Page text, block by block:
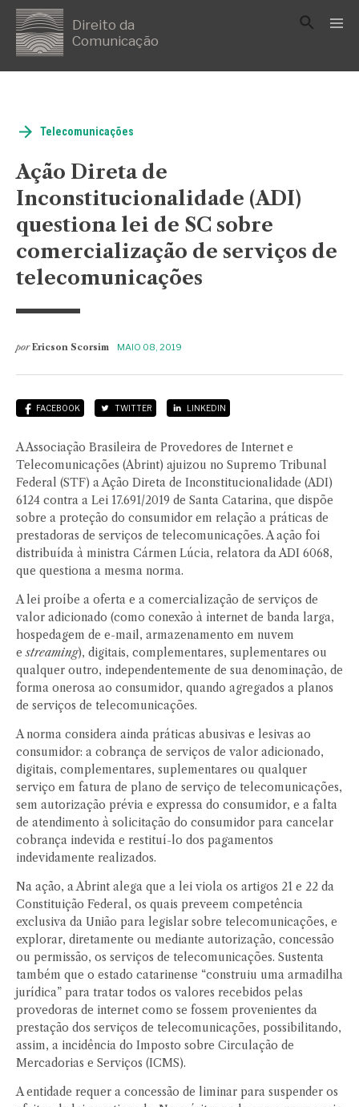
Direito da
Comunicação
Telecomunicações
Ação Direta de
Inconstitucionalidade (ADI)
questiona lei de SC sobre
comercialização de serviços de
telecomunicações
por Ericson Scorsim MAIO 08, 2019
FACEBOOK TWITTER LINKEDIN
A Associação Brasileira de Provedores de Internet e
Telecomunicações (Abrint) ajuizou no Supremo Tribunal
Federal (STF) a Ação Direta de Inconstitucionalidade (ADI)
6124 contra a Lei 17.691/2019 de Santa Catarina, que dispõe
sobre a proteção do consumidor em relação a práticas de
prestadoras de serviços de telecomunicações. A ação foi
distribuída à ministra Cármen Lúcia, relatora da ADI 6068,
que questiona a mesma norma.
A lei proíbe a oferta e a comercialização de serviços de
valor adicionado (como conexão à internet de banda larga,
hospedagem de e-mail, armazenamento em nuvem
estreaming), digitais, complementares, suplementares ou
qualquer outro, independentemente de sua denominação, de
forma onerosa ao consumidor, quando agregados a planos
de serviços de telecomunicações.
A norma considera ainda práticas abusivas e lesivas ao
consumidor: a cobrança de serviços de valor adicionado,
digitais, complementares, suplementares ou qualquer
serviço em fatura de plano de serviço de telecomunicações,
sem autorização prévia e expressa do consumidor, e a falta
de atendimento à solicitação do consumidor para cancelar
cobrança indevida e restituí-lo dos pagamentos
indevidamente realizados.
Na ação, a Abrint alega que a lei viola os artigos 21 e 22 da
Constituição Federal, os quais preveem competência
exclusiva da União para legislar sobre telecomunicações, e
explorar, diretamente ou mediante autorização, concessão
ou permissão, os serviços de telecomunicações. Sustenta
também que o estado catarinense “construiu uma armadilha
jurídica” para tratar todos os valores recebidos pelas
provedoras de internet como se fossem provenientes da
prestação dos serviços de telecomunicações, possibilitando,
assim, a incidência do Imposto sobre Circulação de
Mercadorias e Serviços (ICMS).
A entidade requer a concessão de liminar para suspender os